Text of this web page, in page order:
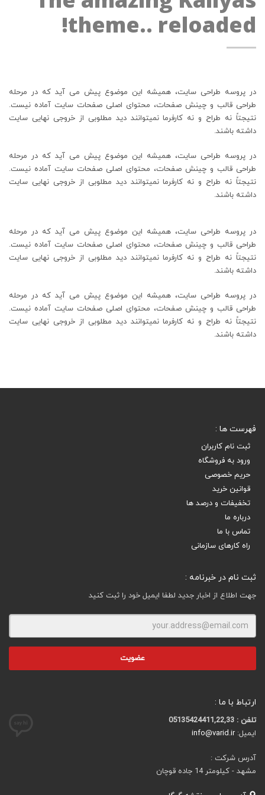
theme.. reloaded!
در پروسه طراحی سایت، همیشه این موضوع پیش می آید که در مرحله
طراحی قالب و چینش صفحات، محتوای اصلی صفحات سایت آماده نیست.
نتیجتاً نه طراح و نه کارفرما نمیتوانند دید مطلوبی از خروجی نهایی سایت
داشته باشند.
در پروسه طراحی سایت، همیشه این موضوع پیش می آید که در مرحله
طراحی قالب و چینش صفحات، محتوای اصلی صفحات سایت آماده نیست.
نتیجتاً نه طراح و نه کارفرما نمیتوانند دید مطلوبی از خروجی نهایی سایت
داشته باشند.
در پروسه طراحی سایت، همیشه این موضوع پیش می آید که در مرحله
طراحی قالب و چینش صفحات، محتوای اصلی صفحات سایت آماده نیست.
نتیجتاً نه طراح و نه کارفرما نمیتوانند دید مطلوبی از خروجی نهایی سایت
داشته باشند.
در پروسه طراحی سایت، همیشه این موضوع پیش می آید که در مرحله
طراحی قالب و چینش صفحات، محتوای اصلی صفحات سایت آماده نیست.
نتیجتاً نه طراح و نه کارفرما نمیتوانند دید مطلوبی از خروجی نهایی سایت
داشته باشند.
فهرست ها :
ثبت نام کاربران
ورود به فروشگاه
حریم خصوصی
قوانین خرید
تخفیفات و درصد ها
درباره ما
تماس با ما
راه کارهای سازمانی
ثبت نام در خبرنامه :
جهت اطلاع از اخبار جدید لطفا ایمیل خود را ثبت کنید
ارتباط با ما :
تلفن : 05135424411,22,33
ایمیل:info@varid.ir
آدرس شرکت :
مشهد - کیلومتر 14 جاده قوچان